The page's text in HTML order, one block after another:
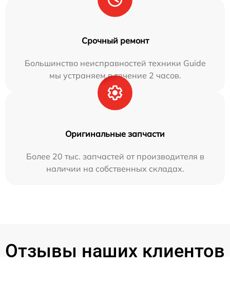
Срочный ремонт
Большинство неисправностей техники Guide
мы устраняем в течение 2 часов.
Оригинальные запчасти
Более 20 тыс. запчастей от производителя в
наличии на собственных складах.
Отзывы наших клиентов